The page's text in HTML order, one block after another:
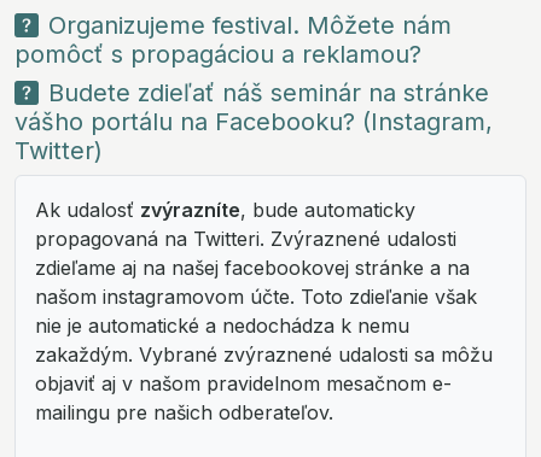
Organizujeme festival. Môžete nám
pomôcť s propagáciou a reklamou?
Budete zdieľať náš seminár na stránke
vášho portálu na Facebooku? (Instagram,
Twitter)
Ak udalosť zvýrazníte, bude automaticky
propagovaná na Twitteri. Zvýraznené udalosti
zdieľame aj na našej facebookovej stránke a na
našom instagramovom účte. Toto zdieľanie však
nie je automatické a nedochádza k nemu
zakaždým. Vybrané zvýraznené udalosti sa môžu
objaviť aj v našom pravidelnom mesačnom e-
mailingu pre našich odberateľov.